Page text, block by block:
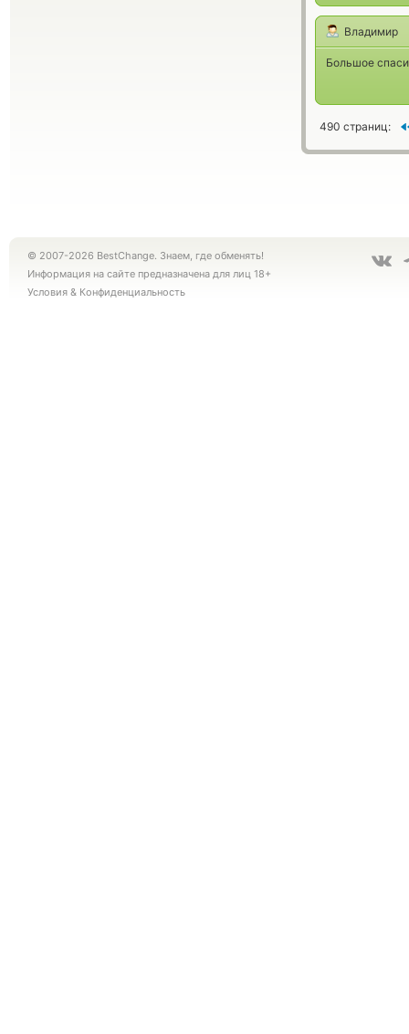
Владимир
Большое
490 страниц:
© 2007-2026 BestChange. Знаем, где обменять!
Информация на сайте предназначена для лиц 18+
Условия & Конфиденциальность